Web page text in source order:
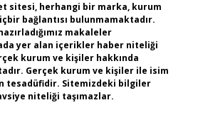
sitesi, herhangi bir marka, kurum
bağlantısı bulunmamaktadır.
makaleler
yer alan içerikler haber niteliği
kurum ve kişiler hakkında
Gerçek kurum ve kişiler ile isim
tesadüfidir. Sitemizdeki bilgiler
niteliği taşımazlar.